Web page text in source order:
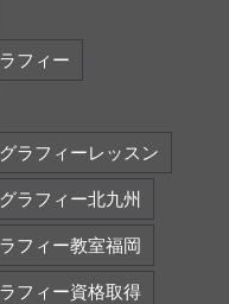
フィー
ラフィーレッスン
ラフィー北九州
フィー教室福岡
フィー資格取得